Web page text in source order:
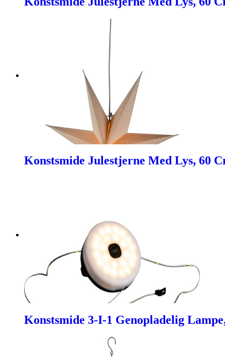
Konstsmide Julestjerne Med Lys, 60
Konstsmide 3-I-1 Genopladelig